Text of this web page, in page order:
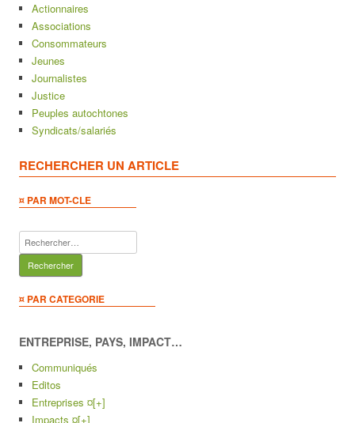
Actionnaires
Associations
Consommateurs
Jeunes
Journalistes
Justice
Peuples autochtones
Syndicats/salariés
RECHERCHER UN ARTICLE
¤ PAR MOT-CLE
Rechercher :
¤ PAR CATEGORIE
ENTREPRISE, PAYS, IMPACT…
Communiqués
Editos
Entreprises ¤[+]
Impacts ¤[+]